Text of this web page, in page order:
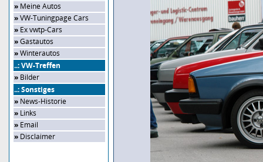
» Meine Autos
»VW-Tuningpage Cars
» Ex vwtp-Cars
»Gastautos
»Winterautos
..: VW-Treffen
» Bilder
..: Sonstiges
» News-Historie
» Links
» Email
» Disclaimer